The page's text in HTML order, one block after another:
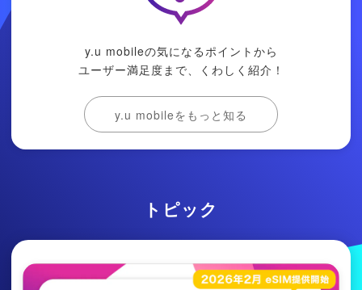
y.u mobileの気になるポイントから
ユーザー満足度まで、くわしく紹介！
y.u mobileをもっと知る
トピック